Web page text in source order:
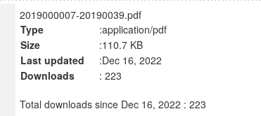
2019000007-20190039.pdf
Type
:application/pdf
Size
:110.7 KB
Last updated
:Dec 16, 2022
Downloads
: 223
Total downloads since Dec 16, 2022 : 223